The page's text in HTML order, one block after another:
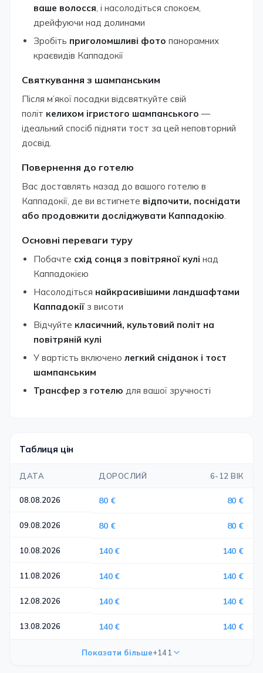
ваше волосся, і насолодіться спокоєм,
дрейфуючи над долинами
Зробіть приголомшливі фото панорамних
краєвидів Каппадокії
Святкування з шампанським
Після м’якої посадки відсвяткуйте свій
політ келихом ігристого шампанського —
ідеальний спосіб підняти тост за цей неповторний
досвід.
Повернення до готелю
Вас доставлять назад до вашого готелю в
Каппадокії, де ви встигнете відпочити, поснідати
або продовжити досліджувати Каппадокію.
Основні переваги туру
Побачте схід сонця з повітряної кулі над
Каппадокією
Насолодіться найкрасивішими ландшафтами
Каппадокії з висоти
Відчуйте класичний, культовий політ на
повітряній кулі
У вартість включено легкий сніданок і тост
шампанським
Трансфер з готелю для вашої зручності
Таблиця цін
ДАТА ДОРОСЛИЙ 6-12 ВІК
08.08.2026 80 € 80 €
09.08.2026 80 € 80 €
10.08.2026 140 € 140 €
11.08.2026 140 € 140 €
12.08.2026 140 € 140 €
13.08.2026 140 € 140 €
Показати більше+141